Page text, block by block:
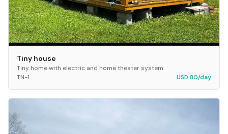
Tiny house
Tiny home with electric and home theater system.
TN-1
USD 80/day